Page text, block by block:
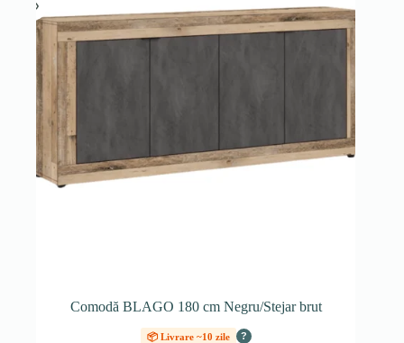
Comodă BLAGO 180 cm Negru/Stejar brut
📦 Livrare ~10 zile ?